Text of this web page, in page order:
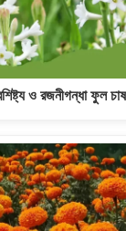
ও রজনীগন্ধা ফুল